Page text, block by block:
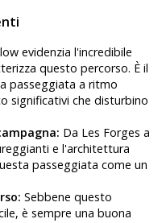
evidenzia l'incredibile
questo percorso. È il
passeggiata a ritmo
significativi che disturbino
Da Les Forges a
e l'architettura
passeggiata come un
Sebbene questo
è sempre una buona